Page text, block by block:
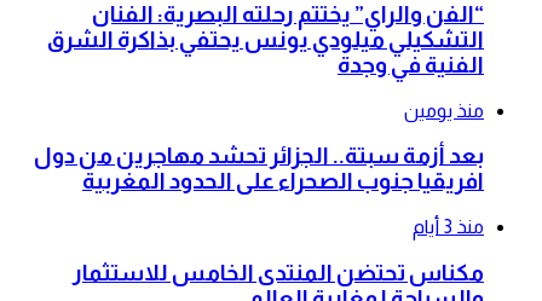
“الفن والراي” يختتم رحلته البصرية: الفنان
التشكيلي ميلودي يونس يحتفي بذاكرة الشرق
الفنية في وجدة
منذ يومين
بعد أزمة سبتة.. الجزائر تحشد مهاجرين من دول
افريقيا جنوب الصحراء على الحدود المغربية
منذ 3 أيام
مكناس تحتضن المنتدى الخامس للاستثمار